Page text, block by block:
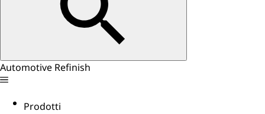
Automotive Refinish
Prodotti